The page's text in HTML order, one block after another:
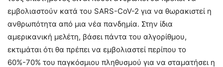
εμβολιαστούν κατά του SARS-CoV-2 για να θωρακιστεί η
ανθρωπότητα από μια νέα πανδημία. Στην ίδια
αμερικανική μελέτη, βάσει πάντα του αλγορίθμου,
εκτιμάται ότι θα πρέπει να εμβολιαστεί περίπου το
60%-70% του παγκόσμιου πληθυσμού για να σταματήσει η